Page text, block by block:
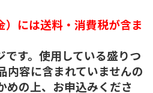
）には送料・消費税が含ま
す。使用している盛りつ
内容に含まれていませんの
めの上、お申込みくださ